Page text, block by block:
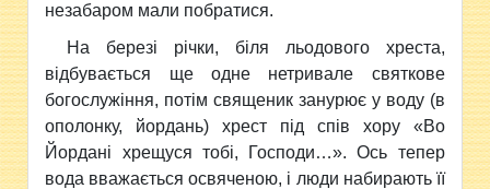
незабаром мали побратися.
На березі річки, біля льодового хреста,
відбувається ще одне нетривале святкове
богослужіння, потім священик занурює у воду (в
ополонку, йордань) хрест під спів хору «Во
Йордані хрещуся тобі, Господи…». Ось тепер
вода вважається освяченою, і люди набирають її